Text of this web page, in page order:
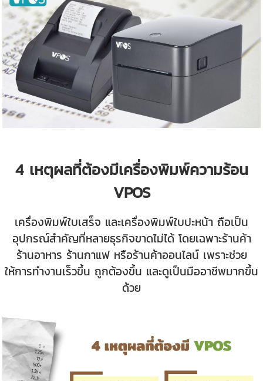
4 เหตุผลที่ต้องมีเครื่องพิมพ์ความร้อน
VPOS
เครื่องพิมพ์ใบเสร็จ และเครื่องพิมพ์ใบปะหน้า ถือเป็น
อุปกรณ์สำคัญที่หลายธุรกิจขาดไม่ได้ โดยเฉพาะร้านค้า
ร้านอาหาร ร้านกาแฟ หรือร้านค้าออนไลน์ เพราะช่วย
ให้การทำงานเร็วขึ้น ถูกต้องขึ้น และดูเป็นมืออาชีพมากขึ้น
ด้วย